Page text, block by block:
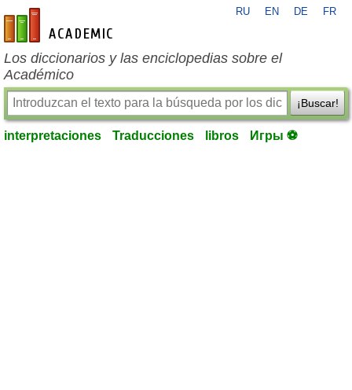
es-academic.com
RU EN DE FR
Los diccionarios y las enciclopedias sobre el
Académico
¡Buscar!
interpretaciones Traducciones libros Игры ⚽